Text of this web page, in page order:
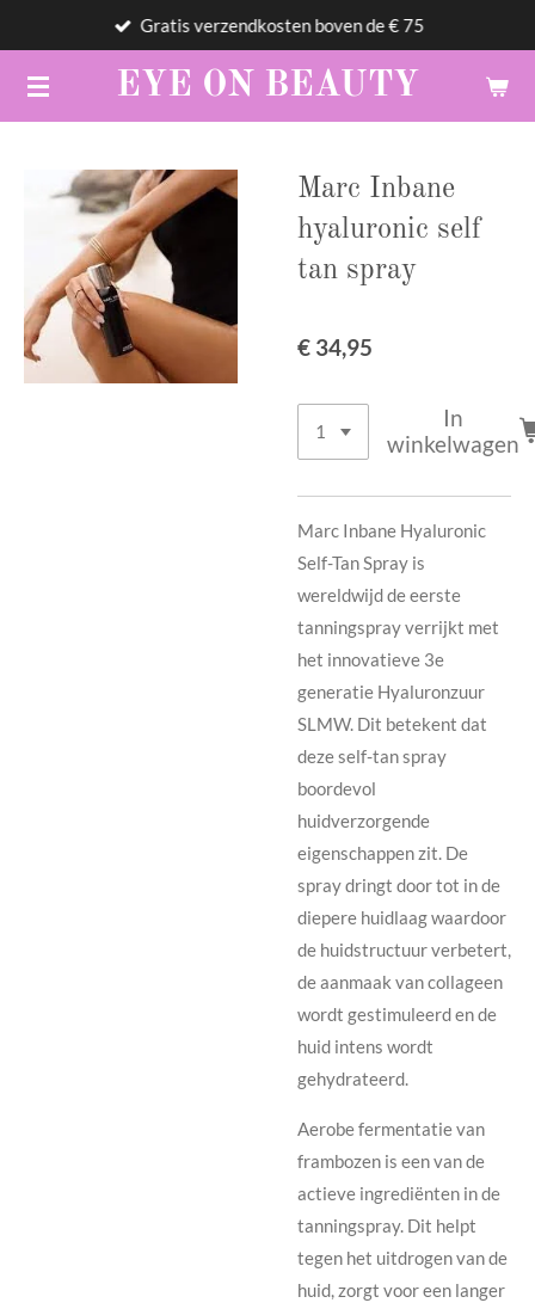
naar
de
EYE ON BEAUTY
Gratis verzendkosten boven de € 75
Marc Inbane
hyaluronic self
tan spray
€ 34,95
In
winkelwagen
Marc Inbane Hyaluronic
Self-Tan Spray is
wereldwijd de eerste
tanningspray verrijkt met
het innovatieve 3e
generatie Hyaluronzuur
SLMW. Dit betekent dat
deze self-tan spray
boordevol
huidverzorgende
eigenschappen zit. De
spray dringt door tot in de
diepere huidlaag waardoor
de huidstructuur verbetert,
de aanmaak van collageen
wordt gestimuleerd en de
huid intens wordt
gehydrateerd.
Aerobe fermentatie van
frambozen is een van de
actieve ingrediënten in de
tanningspray. Dit helpt
tegen het uitdrogen van de
huid, zorgt voor een langer